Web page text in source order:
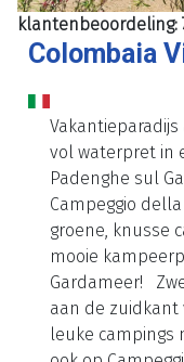
klantenbeoordeling:
Colombaia
vol waterpret in
Padenghe sul
Campeggio
groene, knusse
mooie
Gardameer!
aan de zuidkant
leuke campings